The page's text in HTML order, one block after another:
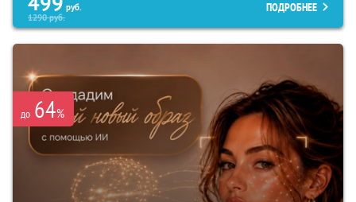
руб.
1290руб.
ПОДРОБНЕЕ
до 64%